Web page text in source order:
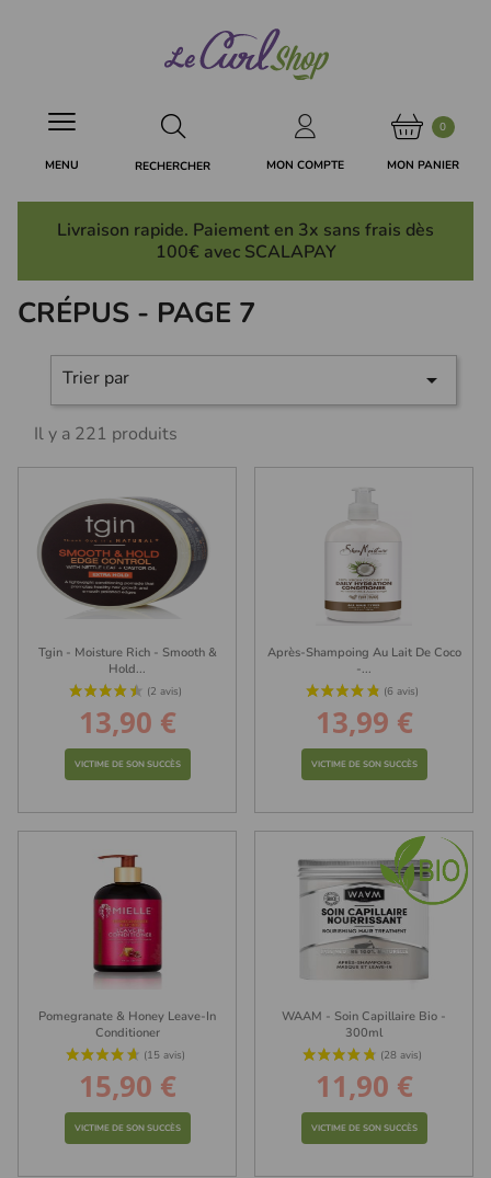
MON COMPTE
0
MON PANIER
RECHERCHER
MENU
Livraison rapide. Paiement en 3x sans frais dès
100€ avec SCALAPAY
CRÉPUS - PAGE 7
Trier par 
Il y a 221 produits
Tgin - Moisture Rich - Smooth &
Hold...
Prix
13,90 €
VICTIME DE SON SUCCÈS
Après-Shampoing Au Lait De Coco
-...
Prix
13,99 €
VICTIME DE SON SUCCÈS
Pomegranate & Honey Leave-In
Conditioner
Prix
15,90 €
VICTIME DE SON SUCCÈS
WAAM - Soin Capillaire Bio -
300ml
Prix
11,90 €
VICTIME DE SON SUCCÈS